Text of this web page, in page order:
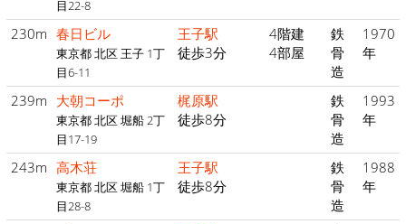
目22-8
230m 春日ビル
東京都 北区 王子 1丁
目6-11
王子駅
徒歩3分
4階建
4部屋
鉄
骨
造
1970
年
239m 大朝コーポ
東京都 北区 堀船 2丁
目17-19
梶原駅
徒歩8分
鉄
骨
造
1993
年
243m 高木荘
東京都 北区 堀船 1丁
目28-8
王子駅
徒歩8分
鉄
骨
造
1988
年